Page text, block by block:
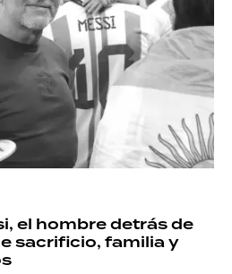
el hombre detrás de
sacrificio, familia y